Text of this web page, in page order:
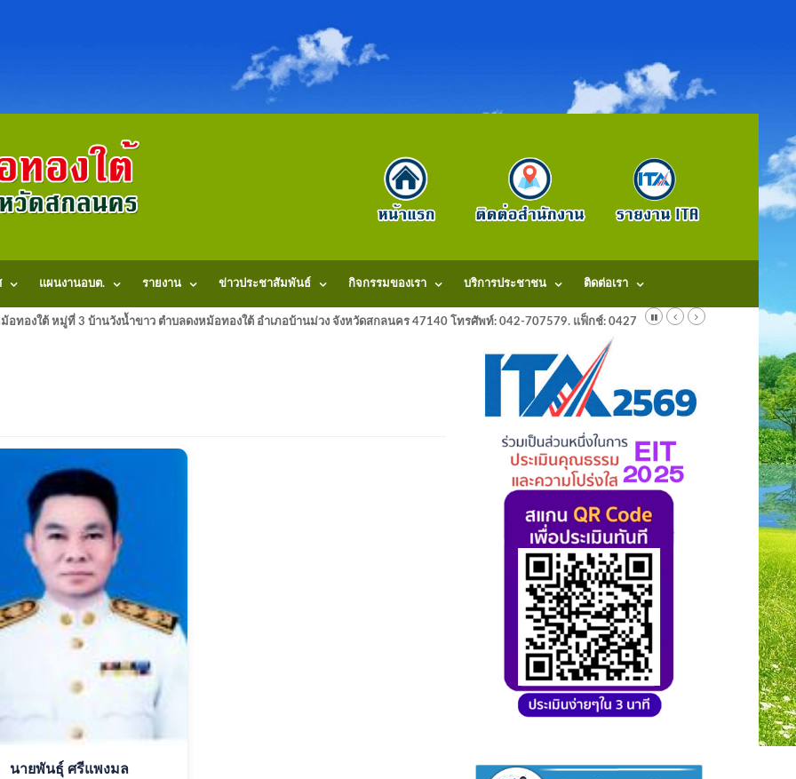
แผนงานอบต. รายงาน ข่าวประชาสัมพันธ์ กิจกรรมของเรา บริการประชาชน ติดต่อเรา
อทองใต้ หมู่ที่ 3 บ้านวังน้ำขาว ตำบลดงหม้อทองใต้ อำเภอบ้านม่วง จังหวัดสกลนคร 47140 โทรศัพท์: 042-707579. แฟ็กช์: 042707579 E-Mail:
นายพันธุ์ ศรีแพงมล